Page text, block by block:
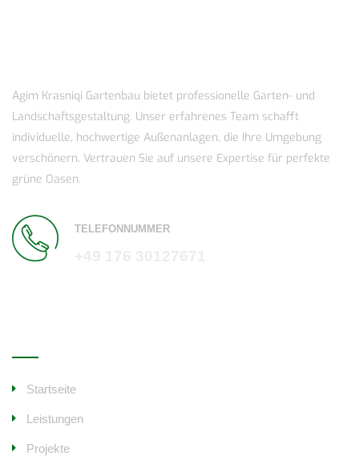
Agim Krasniqi Gartenbau bietet professionelle Garten- und
Landschaftsgestaltung. Unser erfahrenes Team schafft
individuelle, hochwertige Außenanlagen, die Ihre Umgebung
verschönern. Vertrauen Sie auf unsere Expertise für perfekte
grüne Oasen.
TELEFONNUMMER
Startseite
Leistungen
Projekte